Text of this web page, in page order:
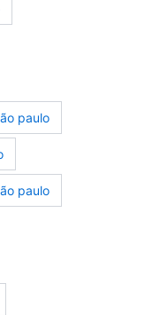
paulo
paulo